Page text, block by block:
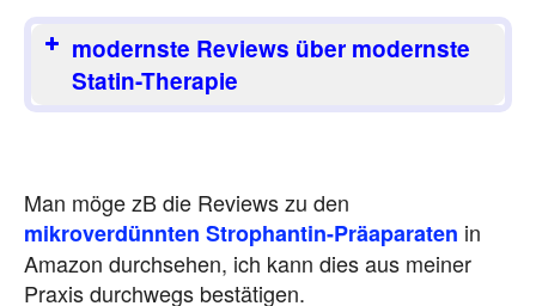
modernste Reviews über modernste
Statin-Therapie
Man möge zB die Reviews zu den
mikroverdünnten Strophantin-Präaparaten in
Amazon durchsehen, ich kann dies aus meiner
Praxis durchwegs bestätigen.